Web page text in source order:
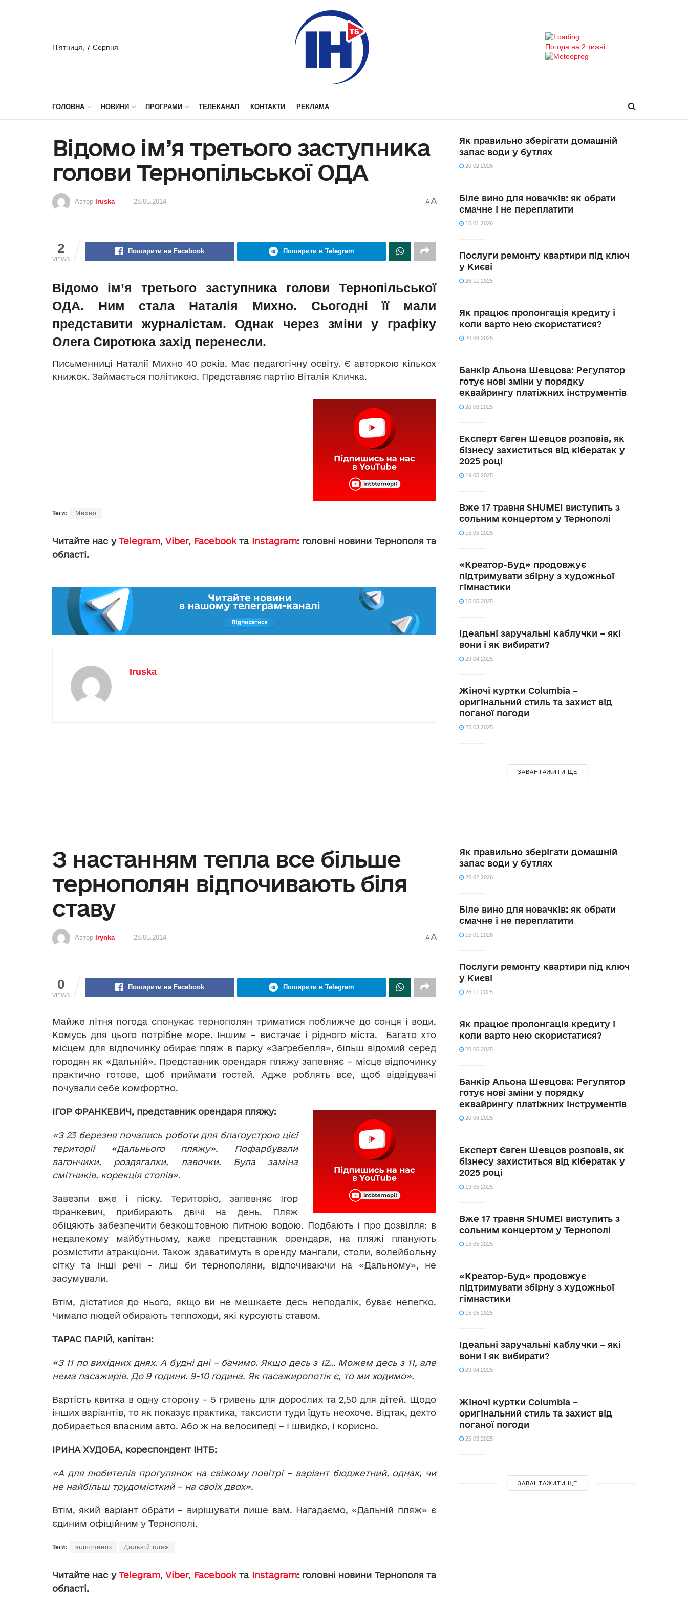
П’ятниця, 7 Серпня Погода на 2 тижні
ГОЛОВНА НОВИНИ ПРОГРАМИ ТЕЛЕКАНАЛ КОНТАКТИ РЕКЛАМА
Відомо ім’я третього заступника
голови Тернопільської ОДА
Автор Iruska 28.05.2014 AA
2
VIEWS
Поширити на Facebook Поширити в Telegram
Відомо ім’я третього заступника голови Тернопільської
ОДА. Ним стала Наталія Михно. Сьогодні її мали
представити журналістам. Однак через зміни у графіку
Олега Сиротюка захід перенесли.
Письменниці Наталії Михно 40 років. Має педагогічну освіту. Є авторкою кількох
книжок. Займається політикою. Представляє партію Віталія Кличка.
Теги: Михно
Читайте нас уTelegram,Viber, Facebookта Instagram: головні новини Тернополя та
області.
Iruska
Як правильно зберігати домашній
запас води у бутлях
20.02.2026
Біле вино для новачків: як обрати
смачне і не переплатити
15.01.2026
Послуги ремонту квартири під ключ
у Києві
26.11.2025
Як працює пролонгація кредиту і
коли варто нею скористатися?
20.06.2025
Банкір Альона Шевцова: Регулятор
готує нові зміни у порядку
еквайрингу платіжних інструментів
20.06.2025
Експерт Євген Шевцов розповів, як
бізнесу захиститься від кібератак у
2025 році
19.05.2025
Вже 17 травня SHUMEI виступить з
сольним концертом у Тернополі
15.05.2025
«Креатор-Буд» продовжує
підтримувати збірну з художньої
гімнастики
15.05.2025
Ідеальні заручальні каблучки – які
вони і як вибирати?
29.04.2025
Жіночі куртки Columbia –
оригінальний стиль та захист від
поганої погоди
25.03.2025
ЗАВАНТАЖИТИ ЩЕ
З настанням тепла все більше
тернополян відпочивають біля
ставу
Автор Irynka 28.05.2014 AA
0
VIEWS
Поширити на Facebook Поширити в Telegram
Майже літня погода спонукає тернополян триматися поближче до сонця і води.
Комусь для цього потрібне море. Іншим – вистачає і рідного міста. Багато хто
місцем для відпочинку обирає пляж в парку «Загребелля», більш відомий серед
городян як «Дальній». Представник орендаря пляжу запевняє – місце відпочинку
практично готове, щоб приймати гостей. Адже роблять все, щоб відвідувачі
почували себе комфортно.
ІГОР ФРАНКЕВИЧ, представник орендаря пляжу:
«З 23 березня почались роботи для благоустроюцієї
території «Дальнього пляжу». Пофарбували
вагончики, роздягалки, лавочки. Була заміна
смітників, корекція столів».
Завезли вже і піску. Територію, запевняє Ігор
Франкевич, прибирають двічі на день. Пляж
обіцяють забезпечити безкоштовною питною водою. Подбають і про дозвілля: в
недалекому майбутньому, каже представник орендаря, на пляжі планують
розмістити атракціони. Також здаватимуть в оренду мангали, столи, волейбольну
сітку та інші речі – лиш би тернополяни, відпочиваючи на «Дальному», не
засумували.
Втім, дістатися до нього, якщо ви не мешкаєте десь неподалік, буває нелегко.
Чимало людей обирають теплоходи, які курсують ставом.
ТАРАС ПАРІЙ, капітан:
«З 11 по вихідних днях. А будні дні – бачимо. Якщо десь з 12… Можем десь з 11, але
нема пасажирів. До 9 години. 9-10 година. Як пасажиропотік є, то ми ходимо».
Вартість квитка в одну сторону – 5 гривень для дорослих та 2,50 для дітей. Щодо
інших варіантів, то як показує практика, таксисти туди їдуть неохоче. Відтак, дехто
добирається власним авто. Або ж на велосипеді – і швидко, і корисно.
ІРИНА ХУДОБА, кореспондент ІНТБ:
«А для любителів прогулянок на свіжому повітрі – варіант бюджетний, однак, чи
не найбільш трудомісткий – на своїх двох».
Втім, який варіант обрати – вирішувати лише вам. Нагадаємо, «Дальній пляж» є
єдиним офіційним у Тернополі.
Теги: відпочинок Дальній пляж
Читайте нас уTelegram,Viber, Facebookта Instagram: головні новини Тернополя та
області.
Як правильно зберігати домашній
запас води у бутлях
20.02.2026
Біле вино для новачків: як обрати
смачне і не переплатити
15.01.2026
Послуги ремонту квартири під ключ
у Києві
26.11.2025
Як працює пролонгація кредиту і
коли варто нею скористатися?
20.06.2025
Банкір Альона Шевцова: Регулятор
готує нові зміни у порядку
еквайрингу платіжних інструментів
20.06.2025
Експерт Євген Шевцов розповів, як
бізнесу захиститься від кібератак у
2025 році
19.05.2025
Вже 17 травня SHUMEI виступить з
сольним концертом у Тернополі
15.05.2025
«Креатор-Буд» продовжує
підтримувати збірну з художньої
гімнастики
15.05.2025
Ідеальні заручальні каблучки – які
вони і як вибирати?
29.04.2025
Жіночі куртки Columbia –
оригінальний стиль та захист від
поганої погоди
25.03.2025
ЗАВАНТАЖИТИ ЩЕ